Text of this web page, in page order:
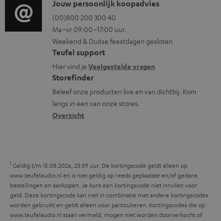
p
o
r
t
.
l
i
n
.
t
i
t
r
m
a
t
i
e
e
i
n
f
o
r
m
a
i
o
g
l
o
s
s
a
r
C
o
n
t
a
c
t
i
n
r
m
a
t
Jouw persoonlijk koopadvies
(00)800 200 300 40
Ma–vr 09:00–17:00 uur.
Weekend & Duitse feestdagen gesloten
Teufel support
Hier vind je Veelgestelde vragen
Storefinder
Beleef onze producten live en van dichtbij. Kom
langs in een van onze stores.
Overzicht
1 Geldig t/m 15.08.2026, 23:59 uur. De kortingscode geldt alleen op
www.teufelaudio.nl en is niet geldig op reeds geplaatste en/of gedane
bestellingen en aankopen. Je kunt een kortingscode niet inruilen voor
geld. Deze kortingscode kan niet in combinatie met andere kortingscodes
worden gebruikt en geldt alleen voor particulieren. Kortingscodes die op
www.teufelaudio.nl staan vermeld, mogen niet worden doorverkocht of